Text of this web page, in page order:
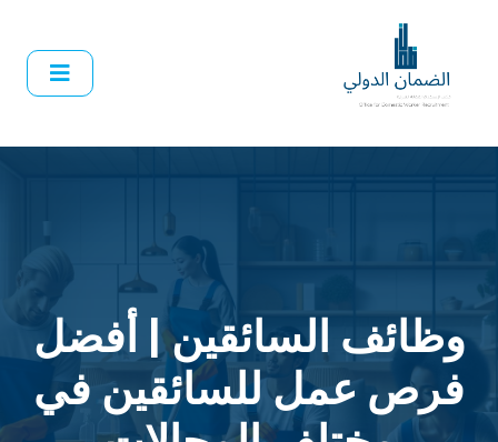
وظائف السائقين | أفضل
فرص عمل للسائقين في